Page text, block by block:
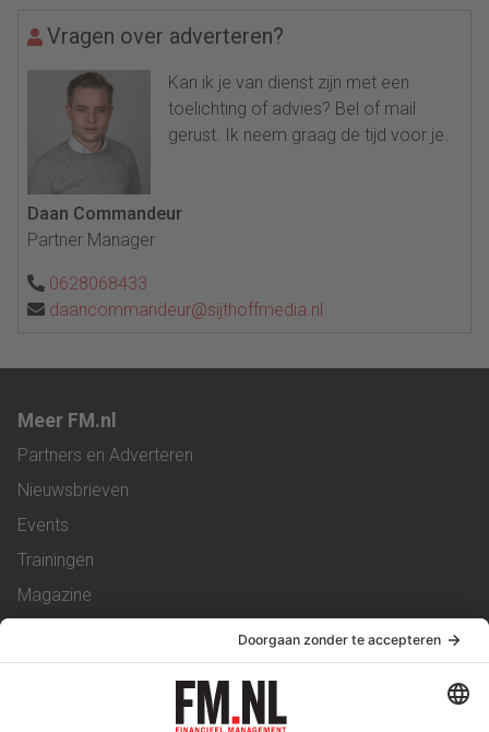
Vragen over adverteren?
Kan ik je van dienst zijn met een
toelichting of advies? Bel of mail
gerust. Ik neem graag de tijd voor je.
Daan Commandeur
Partner Manager
0628068433
daancommandeur@sijthoffmedia.nl
Meer FM.nl
Partners en Adverteren
Nieuwsbrieven
Events
Trainingen
Magazine
Service & Contact